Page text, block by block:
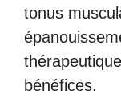
tonus
bénéfices.